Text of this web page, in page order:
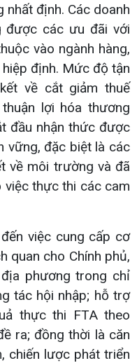
nhất định. Các doanh
được các ưu đãi với
vào ngành hàng,
định. Mức độ tận
về cắt giảm thuế
lợi hóa thương
đầu nhận thức được
vững, đặc biệt là các
về môi trường và đã
thực thi các cam
việc cung cấp cơ
quan cho Chính phủ,
phương trong chỉ
tác hội nhập; hỗ trợ
thực thi FTA theo
ra; đồng thời là căn
chiến lược phát triển